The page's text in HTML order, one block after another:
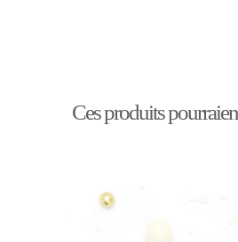
Ces produits